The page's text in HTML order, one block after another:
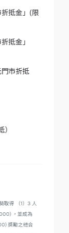
抵金」(限
抵金」
市折抵
取得 （1）3 人
，並成為
獎勵之總合